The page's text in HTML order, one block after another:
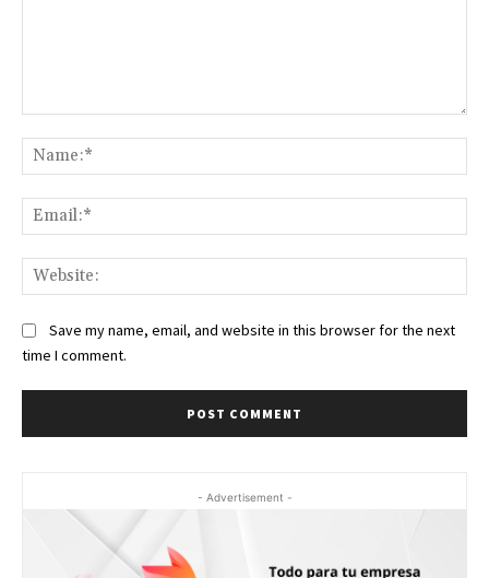
Save my name, email, and website in this browser for the next
time I comment.
- Advertisement -